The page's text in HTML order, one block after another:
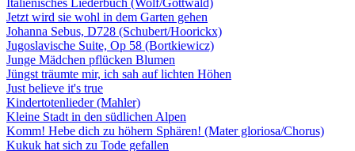
Italienisches Liederbuch (Wolf/Gottwald)
Jetzt wird sie wohl in dem Garten gehen
Johanna Sebus, D728 (Schubert/Hoorickx)
Jugoslavische Suite, Op 58 (Bortkiewicz)
Junge Mädchen pflücken Blumen
Jüngst träumte mir, ich sah auf lichten Höhen
Just believe it's true
Kindertotenlieder (Mahler)
Kleine Stadt in den südlichen Alpen
Komm! Hebe dich zu höhern Sphären! (Mater gloriosa/Chorus)
Kukuk hat sich zu Tode gefallen